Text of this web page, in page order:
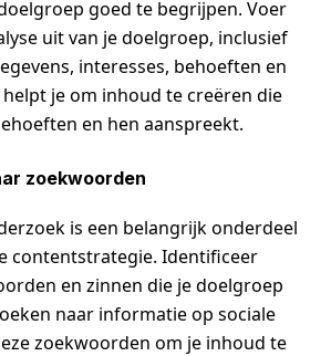
goed te begrijpen. Voer
uit van je doelgroep, inclusief
interesses, behoeften en
je om inhoud te creëren die
en hen aanspreekt.
zoekwoorden
is een belangrijk onderdeel
contentstrategie. Identificeer
en zinnen die je doelgroep
naar informatie op sociale
zoekwoorden om je inhoud te